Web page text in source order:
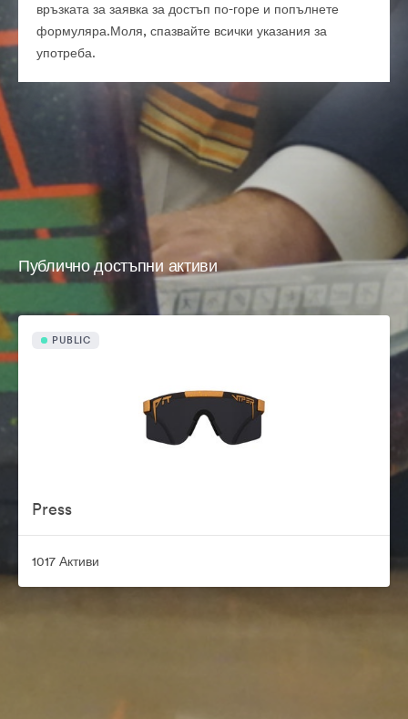
връзката за заявка за достъп по-горе и попълнете
формуляра.Моля, спазвайте всички указания за
употреба.
Публично достъпни активи
PUBLIC
Press
1017 Активи